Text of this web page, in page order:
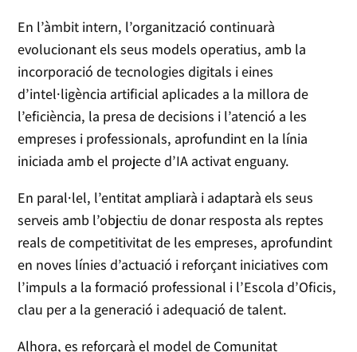
En l’àmbit intern, l’organització continuarà
evolucionant els seus models operatius, amb la
incorporació de tecnologies digitals i eines
d’intel·ligència artificial aplicades a la millora de
l’eficiència, la presa de decisions i l’atenció a les
empreses i professionals, aprofundint en la línia
iniciada amb el projecte d’IA activat enguany.
En paral·lel, l’entitat ampliarà i adaptarà els seus
serveis amb l’objectiu de donar resposta als reptes
reals de competitivitat de les empreses, aprofundint
en noves línies d’actuació i reforçant iniciatives com
l’impuls a la formació professional i l’Escola d’Oficis,
clau per a la generació i adequació de talent.
Alhora, es reforçarà el model de Comunitat